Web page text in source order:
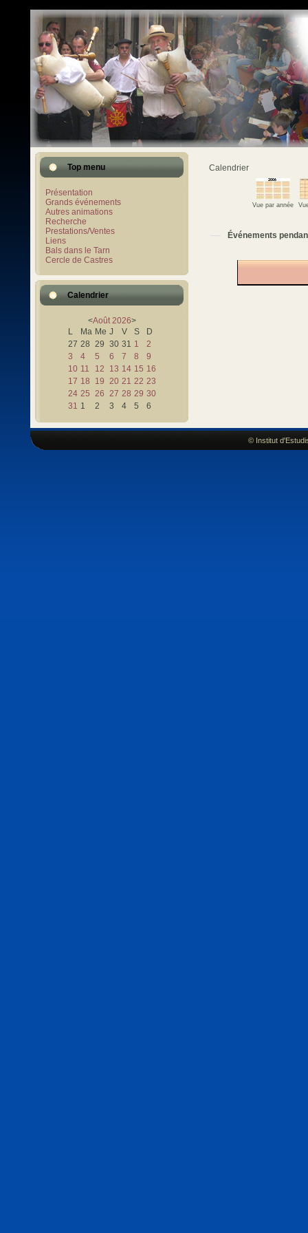
Top menu
Présentation
Grands événements
Autres animations
Recherche
Prestations/Ventes
Liens
Bals dans le Tarn
Cercle de Castres
Calendrier
<Août 2026>
L
Ma Me J V S
D
27 28 29 30 31 1
2
3
4 5 6 7 8
9
10 11 12 13 14 15 16
17 18 19 20 21 22 23
24 25 26 27 28 29 30
31 1 2 3 4 5 6
Calendrier
Vue par année
Événements
© Institut